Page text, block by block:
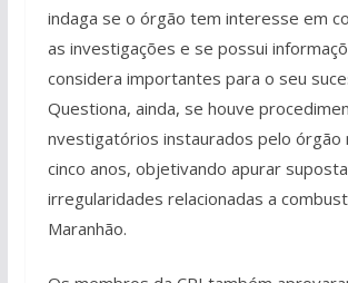
indaga se o órgão tem interesse em
as investigações e se possui
considera importantes para o seu
Questiona, ainda, se houve
nvestigatórios instaurados pelo órgão
cinco anos, objetivando apurar
irregularidades relacionadas a
Maranhão.